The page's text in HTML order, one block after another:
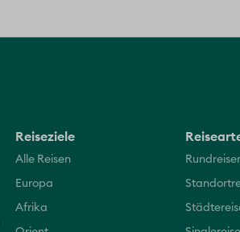
Reiseziele
Alle Reisen
Europa
Afrika